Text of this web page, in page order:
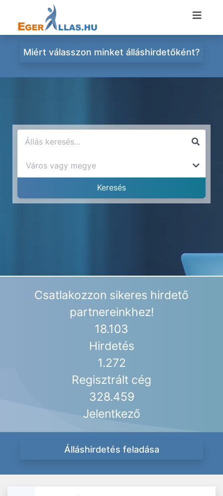
Miért válasszon minket álláshirdetőként?
Csatlakozzon sikeres hirdető
partnereinkhez!
18.103
Hirdetés
1.272
Regisztrált cég
328.459
Jelentkező
Álláshirdetés feladása